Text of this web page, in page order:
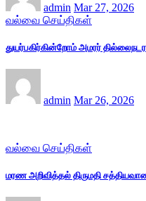
admin Mar 27, 2026
வல்வை செய்திகள்
துயர்பகிர்கின்றோம் அமரர்
admin Mar 26, 2026
வல்வை செய்திகள்
மரண அறிவித்தல் திருமதி